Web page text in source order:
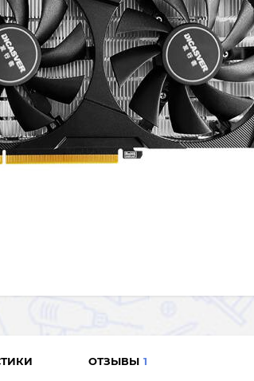
ОТЗЫВЫ 1